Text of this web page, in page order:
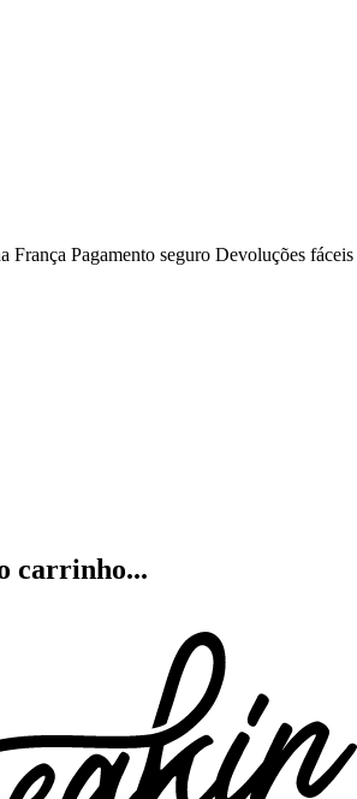
França Pagamento seguro Devoluções fáceis
carrinho...